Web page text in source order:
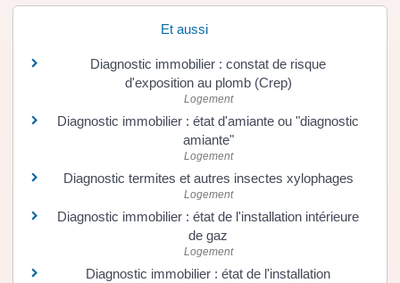
Et aussi
Diagnostic immobilier : constat de risque
d'exposition au plomb (Crep)
Logement
Diagnostic immobilier : état d'amiante ou "diagnostic
amiante"
Logement
Diagnostic termites et autres insectes xylophages
Logement
Diagnostic immobilier : état de l'installation intérieure
de gaz
Logement
Diagnostic immobilier : état de l'installation